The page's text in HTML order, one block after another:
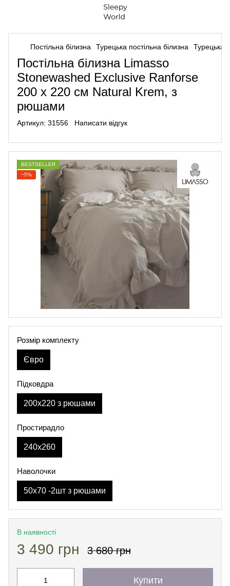
Постільна білизна Турецька постільна білизна Турецька
Постільна білизна Limasso
Stonewashed Exclusive Ranforse
200 х 220 см Natural Krem, з
рюшами
Артикул: 31556 Написати відгук
BESTSELLER
−5%
Розмір комплекту
Євро
Підковдра
200х220 з рюшами
Простирадло
240х260
Наволочки
50х70 -2шт з рюшами
В наявності
3 490 грн 3 680 грн
Купити